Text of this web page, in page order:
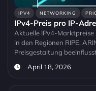
IPV4 NETWORKING
IPv4-Preis pro IP-
Aktuelle IPv4-Marktpreise
in den Regionen RIPE,
Preisgestaltung
April 18, 2026